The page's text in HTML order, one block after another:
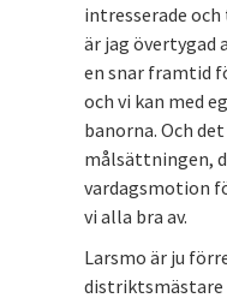
intresserade och
är jag övertygad
en snar framtid
och vi kan med
banorna. Och
målsättningen,
vardagsmotion
vi alla bra av.
Larsmo är ju
distriktsmästare